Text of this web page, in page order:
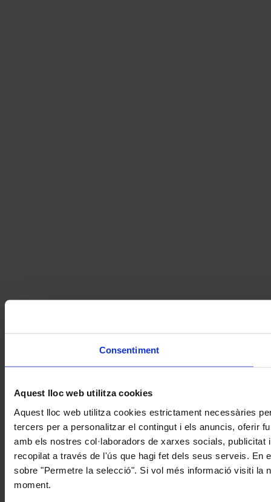
Consentiment
Aquest lloc web utilitza cookies
Aquest lloc web utilitza cookies estrictament necessàries
tercers per a personalitzar el contingut i els anuncis, oferir
amb els nostres col·laboradors de xarxes socials,
recopilat a través de l'ús que hagi fet dels seus serveis. En
sobre "Permetre la selecció". Si vol més informació visiti la
moment.